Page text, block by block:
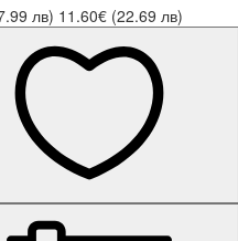
лв) 11.60€ (22.69 лв)